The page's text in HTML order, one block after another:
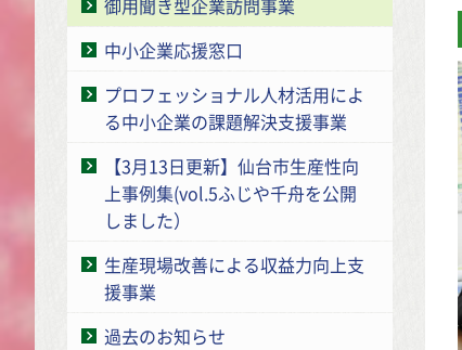
御用聞き型企業訪問事業
中小企業応援窓口
プロフェッショナル人材活用によ
る中小企業の課題解決支援事業
【3月13日更新】仙台市生産性向
上事例集(vol.5ふじや千舟を公開
しました）
生産現場改善による収益力向上支
援事業
過去のお知らせ